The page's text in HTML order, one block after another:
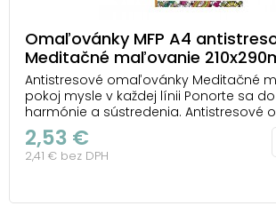
Omaľovánky MFP A4
Meditačné maľovanie
Antistresové omaľovánky Meditačné
pokoj mysle v každej línii Ponorte sa
harmónie a sústredenia. Antistresové
Meditačné maľovanie od MFP
ornamenty a abstraktné vzory, ktoré
vnútornému pokoju a upokoja vaše
2,53 €
2,41 € bez DPH